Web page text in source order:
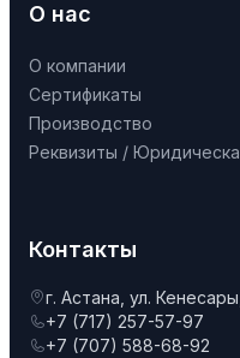
О нас
О компании
Сертификаты
Производство
Реквизиты /
Контакты
г. Астана, ул.
+7 (717) 257-57-97
+7 (707) 588-68-92